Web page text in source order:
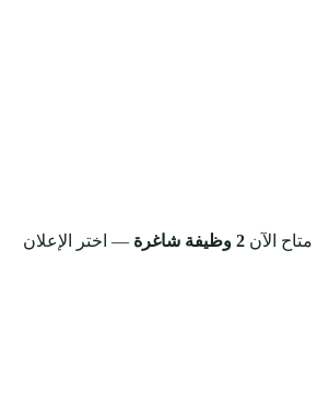
متاح الآن 2 وظيفة شاغرة
— اختر الإعلان